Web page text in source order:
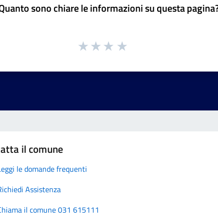
sono chiare le informazioni su questa
il comune
le domande frequenti
Assistenza
il comune 031 615111